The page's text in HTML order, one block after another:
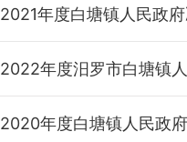
2021年度白塘镇人民政
2022年度汨罗市白塘镇
2020年度白塘镇人民政